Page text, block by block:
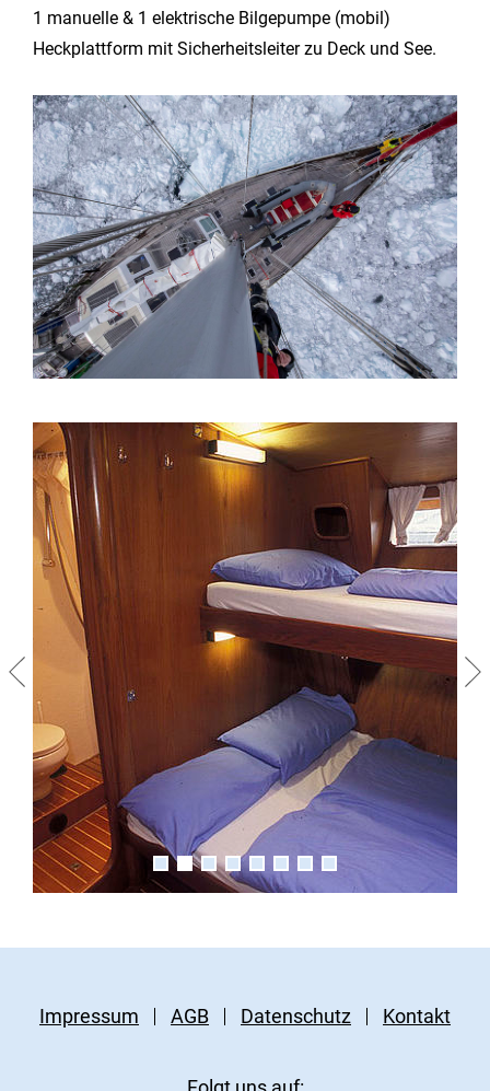
1 manuelle & 1 elektrische Bilgepumpe (mobil)
Heckplattform mit Sicherheitsleiter zu Deck und See.
Impressum AGB Datenschutz Kontakt